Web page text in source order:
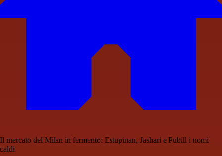
Il mercato del Milan in fermento: Estupinan, Jashari e Pubill i nomi
caldi